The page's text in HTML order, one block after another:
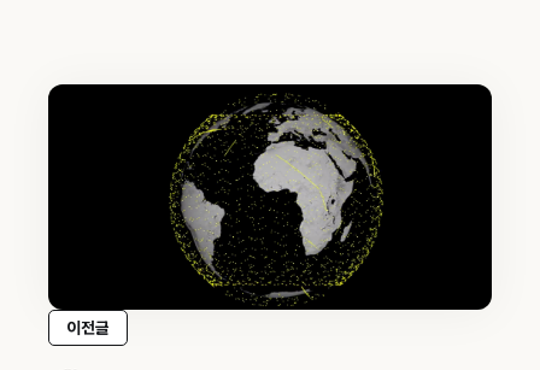
이전글